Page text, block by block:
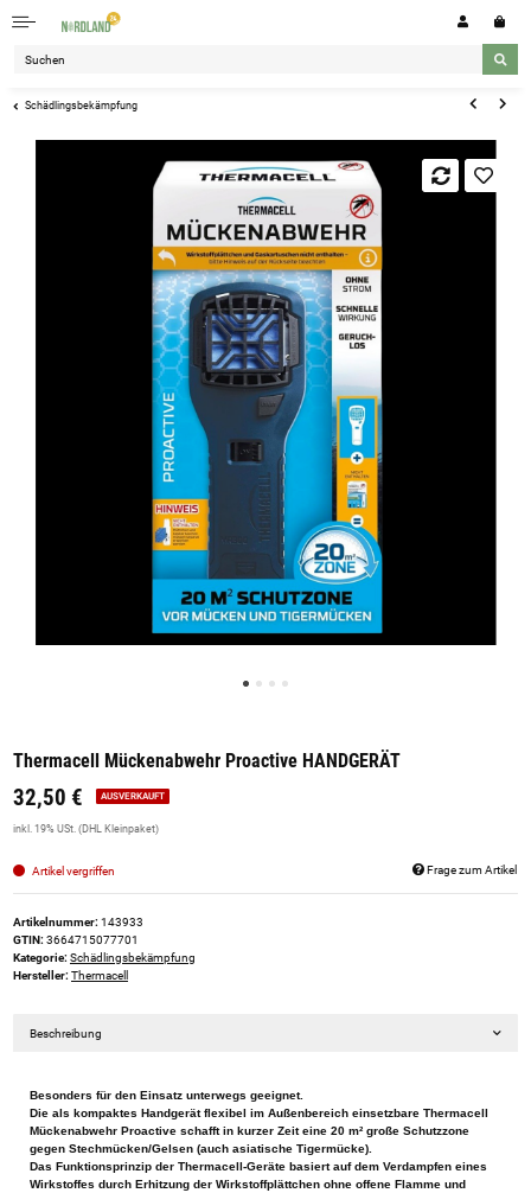
Schädlingsbekämpfung
Thermacell Mückenabwehr Proactive HANDGERÄT
32,50 € AUSVERKAUFT
inkl. 19% USt. (DHL Kleinpaket)
Artikel vergriffen Frage zum Artikel
Artikelnummer: 143933
GTIN: 3664715077701
Kategorie: Schädlingsbekämpfung
Hersteller: Thermacell
Beschreibung
Besonders für den Einsatz unterwegs geeignet.
Die als kompaktes Handgerät flexibel im Außenbereich einsetzbare Thermacell
Mückenabwehr Proactive schafft in kurzer Zeit eine 20 m² große Schutzzone
gegen Stechmücken/Gelsen (auch asiatische Tigermücke).
Das Funktionsprinzip der Thermacell-Geräte basiert auf dem Verdampfen eines
Wirkstoffes durch Erhitzung der Wirkstoffplättchen ohne offene Flamme und